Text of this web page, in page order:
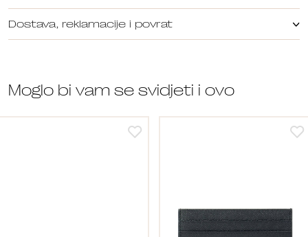
Dostava, reklamacije i povrat
Moglo bi vam se svidjeti i ovo